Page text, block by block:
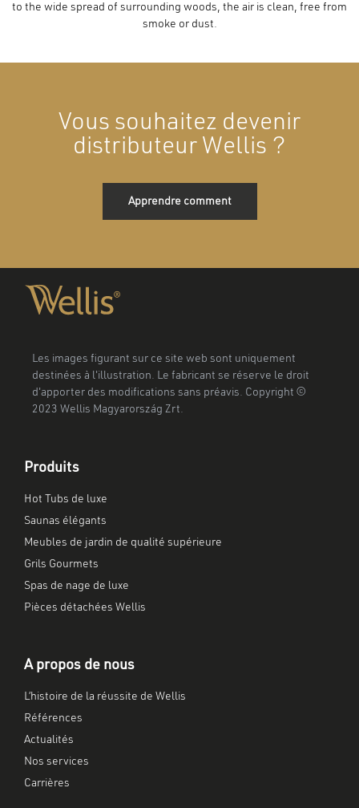
to the wide spread of surrounding woods, the air is clean, free from
smoke or dust.
Vous souhaitez devenir
distributeur Wellis ?
Apprendre comment
Les images figurant sur ce site web sont uniquement
destinées à l'illustration. Le fabricant se réserve le droit
d'apporter des modifications sans préavis. Copyright ©
2023 Wellis Magyarország Zrt.
Produits
Hot Tubs de luxe
Saunas élégants
Meubles de jardin de qualité supérieure
Grils Gourmets
Spas de nage de luxe
Pièces détachées Wellis
A propos de nous
L’histoire de la réussite de Wellis
Références
Actualités
Nos services
Carrières